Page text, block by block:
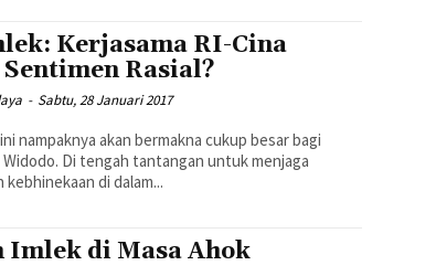
Kerjasama RI-Cina
Rasial?
- Sabtu, 28 Januari 2017
nampaknya akan bermakna cukup besar bagi
Di tengah tantangan untuk menjaga
di dalam...
Imlek di Masa Ahok